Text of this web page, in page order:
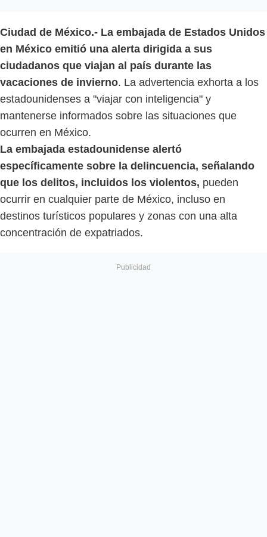
Ciudad de México.- La embajada de Estados Unidos
en México emitió una alerta dirigida a sus
ciudadanos que viajan al país durante las
vacaciones de invierno. La advertencia exhorta a los
estadounidenses a "viajar con inteligencia" y
mantenerse informados sobre las situaciones que
ocurren en México.
La embajada estadounidense alertó
específicamente sobre la delincuencia, señalando
que los delitos, incluidos los violentos, pueden
ocurrir en cualquier parte de México, incluso en
destinos turísticos populares y zonas con una alta
concentración de expatriados.